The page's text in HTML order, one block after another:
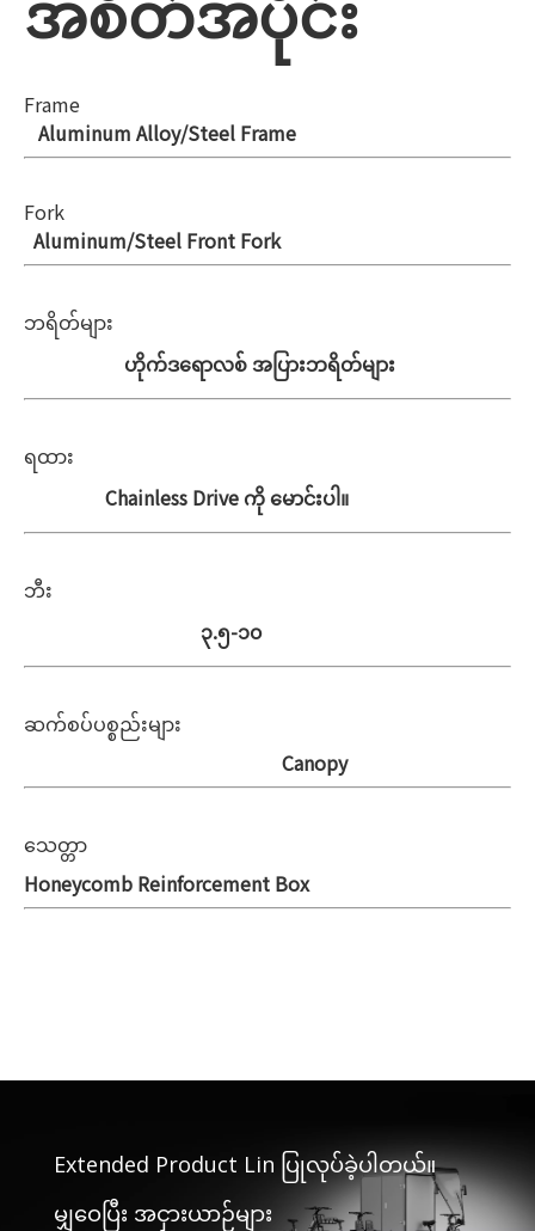
Frame
Aluminum Alloy/Steel Frame
Fork
Aluminum/Steel Front Fork
ဘရိတ်များ
ဟိုက်ဒရောလစ် အပြားဘရိတ်များ
ရထား
Chainless Drive ကို မောင်းပါ။
ဘီး
၃.၅-၁၀
ဆက်စပ်ပစ္စည်းများ
Canopy
သေတ္တာ
Honeycomb Reinforcement Box
Extended Product Lin ပြုလုပ်ခဲ့ပါတယ်။
မျှဝေပြီး အငှားယာဉ်များ